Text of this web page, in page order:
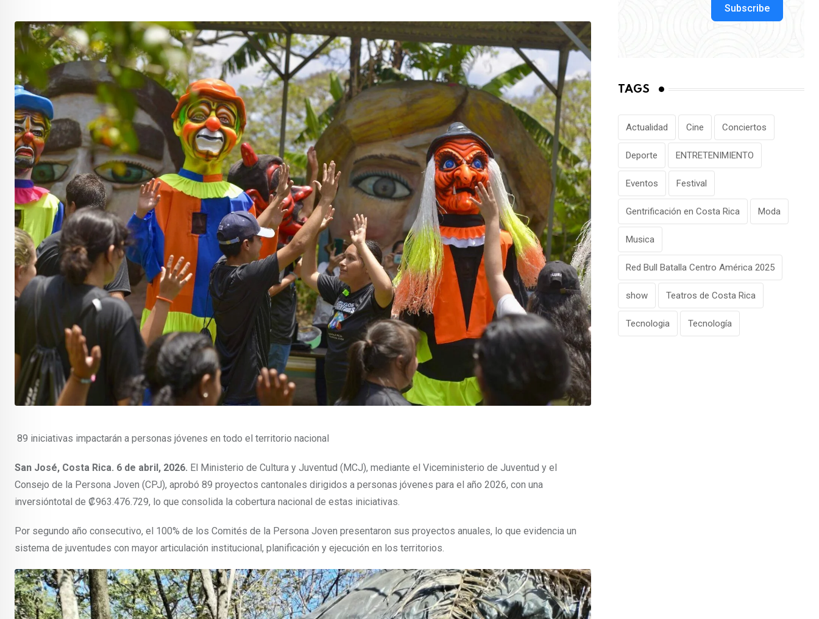
Email
89 iniciativas impactarán a personas jóvenes en todo el territorio nacional
San José, Costa Rica. 6 de abril, 2026. El Ministerio de Cultura y Juventud (MCJ), mediante el Viceministerio de Juventud y el
Consejo de la Persona Joven (CPJ), aprobó 89 proyectos cantonales dirigidos a personas jóvenes para el año 2026, con una
inversióntotal de ₡963.476.729, lo que consolida la cobertura nacional de estas iniciativas.
Por segundo año consecutivo, el 100% de los Comités de la Persona Joven presentaron sus proyectos anuales, lo que evidencia un
sistema de juventudes con mayor articulación institucional, planificación y ejecución en los territorios.
Subscribe
TAGS
Actualidad Cine Conciertos
Deporte ENTRETENIMIENTO
Eventos Festival
Gentrificación en Costa Rica Moda
Musica
Red Bull Batalla Centro América 2025
show Teatros de Costa Rica
Tecnologia Tecnología